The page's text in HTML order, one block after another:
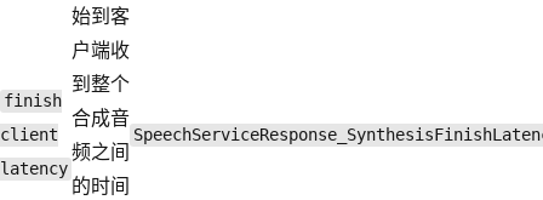
finish
client
latency
始到客
户端收
到整个
合成音
频之间
的时间